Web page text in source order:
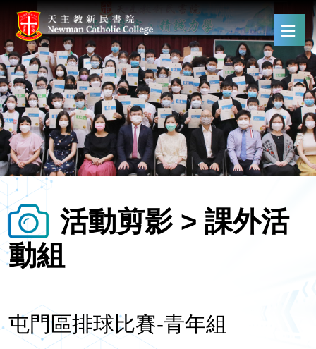
活動剪影 > 課外活
動組
屯門區排球比賽-青年組